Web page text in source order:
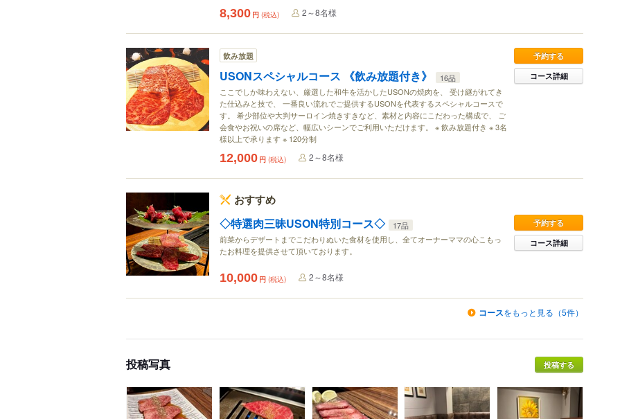
8,300 円 (税込) 2～8名様
飲み放題
USONスペシャルコース 《飲み放題付き》
16品
ここでしか味わえない、厳選した和牛を活かしたUSONの焼肉を、 受け継がれてき
た仕込みと技で、 一番良い流れでご提供するUSONを代表するスペシャルコースで
す。 希少部位や大判サーロイン焼きすきなど、素材と内容にこだわった構成で、 ご
会食やお祝いの席など、幅広いシーンでご利用いただけます。 ※ 飲み放題付き ※ 3名
様以上で承ります ※ 120分制
予約する
コース詳細
12,000 円 (税込) 2～8名様
おすすめ
◇特選肉三昧USON特別コース◇
17品
前菜からデザートまでこだわりぬいた食材を使用し、全てオーナーママの心こもっ
たお料理を提供させて頂いております。
予約する
コース詳細
10,000 円 (税込) 2～8名様
コースをもっと見る（5件）
投稿写真 投稿する